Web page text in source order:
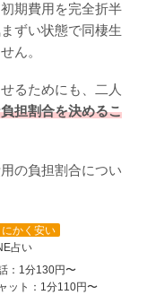
期費用を完全折半
ずい状態で同棲生
ん。
るためにも、二人
担割合を決めるこ
の負担割合につい
にかく安い
占い
：1分130円〜
ット：1分110円〜